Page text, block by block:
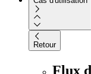
Retour
Flux